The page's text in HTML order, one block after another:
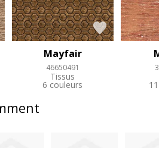
Mayfair
46650491
Tissus
6 couleurs